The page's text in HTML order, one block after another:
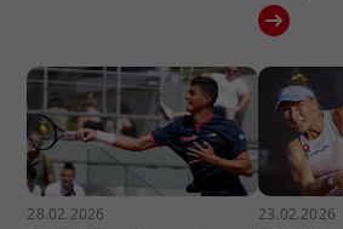
28.02.2026 23.02.2026